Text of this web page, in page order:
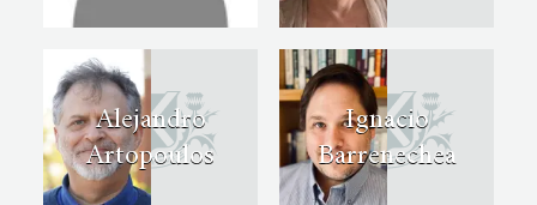
Alejandro
Artopoulos
Ignacio
Barrenechea